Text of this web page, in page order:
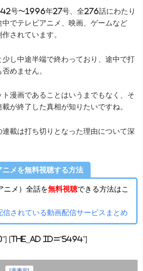
号〜1996年27号、全276話にわたり
でテレビアニメ、映画、ゲームなど
されています。
少し中途半端で終わっており、途中で打
めません。
ト漫画であることはいうまでもなく、そ
が終了した真相が知りたいですね。
載は打ち切りとなった理由について深
ニメを無料視聴する方法
ニメ）全話を無料視聴できる方法はこ
信されている動画配信サービスまとめ
[the_ad id="5494"]